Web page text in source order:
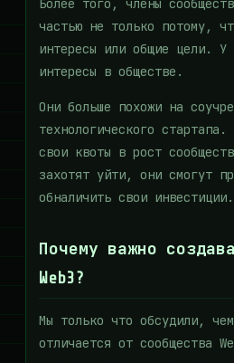
Более того, члены
частью не только потому,
интересы или общие цели. У
интересы в обществе.
Они больше похожи на
технологического
свои квоты в рост
захотят уйти, они смогут
обналичить свои инвестиции.
Почему важно
Web3?
Мы только что обсудили, чем
отличается от сообщества